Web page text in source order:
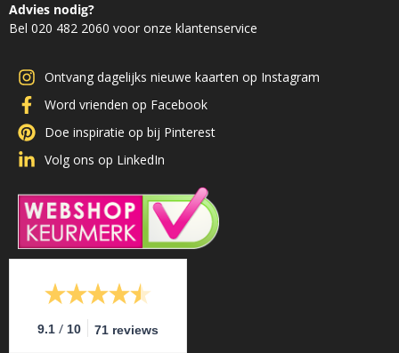
Advies nodig?
Bel 020 482 2060 voor onze klantenservice
Ontvang dagelijks nieuwe kaarten op Instagram
Word vrienden op Facebook
Doe inspiratie op bij Pinterest
Volg ons op LinkedIn
9.1 / 10 71 reviews